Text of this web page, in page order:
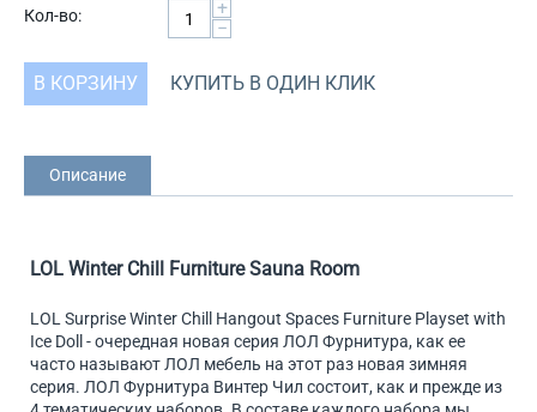
Кол-во:
+
−
В КОРЗИНУ КУПИТЬ В ОДИН КЛИК
Описание
LOL Winter Chill Furniture Sauna Room
LOL Surprise Winter Chill Hangout Spaces Furniture Playset with
Ice Doll - очередная новая серия ЛОЛ Фурнитура, как ее
часто называют ЛОЛ мебель на этот раз новая зимняя
серия. ЛОЛ Фурнитура Винтер Чил состоит, как и прежде из